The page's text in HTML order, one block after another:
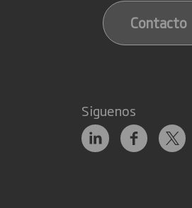
Contacto
Siguenos